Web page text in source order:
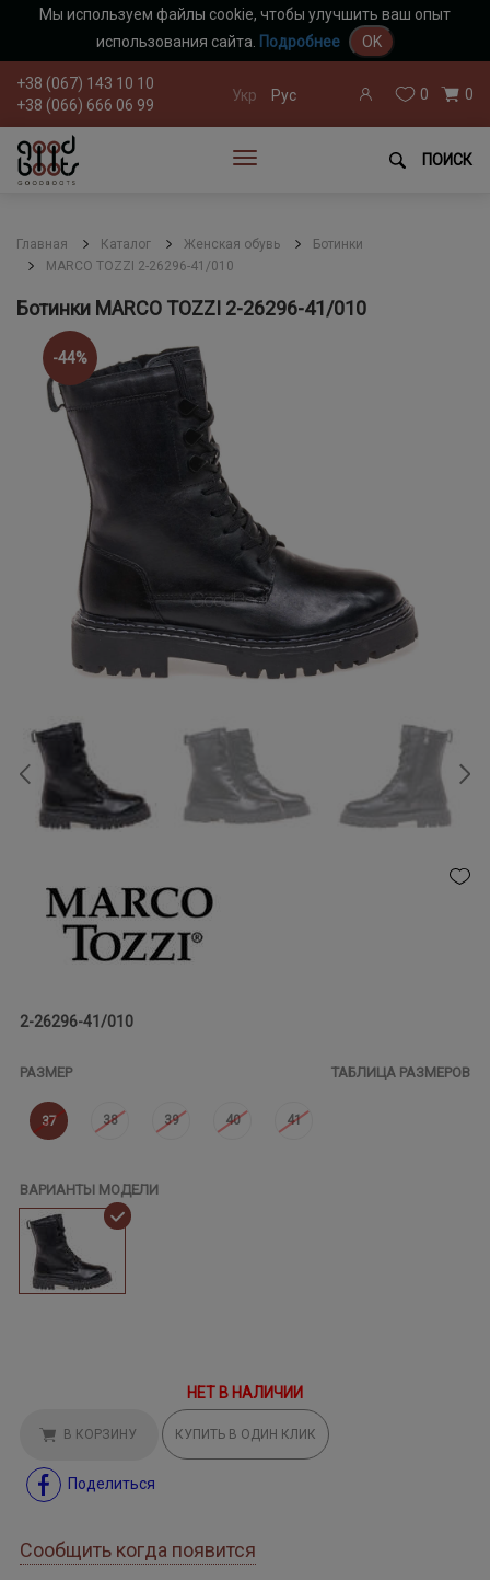
Мы используем файлы cookie, чтобы улучшить ваш опыт
использования сайта. Подробнее OK
+38 (067) 143 10 10
+38 (066) 666 06 99
Укр Рус 0 0
ПОИСК
Главная Каталог Женская обувь
Ботинки
MARCO TOZZI 2-26296-41/010
Ботинки MARCO TOZZI 2-26296-41/010
-44%
2-26296-41/010
РАЗМЕР ТАБЛИЦА РАЗМЕРОВ
37 38 39 40 41
ВАРИАНТЫ МОДЕЛИ
НЕТ В НАЛИЧИИ
В КОРЗИНУ КУПИТЬ В ОДИН КЛИК
Поделиться
Сообщить когда появится